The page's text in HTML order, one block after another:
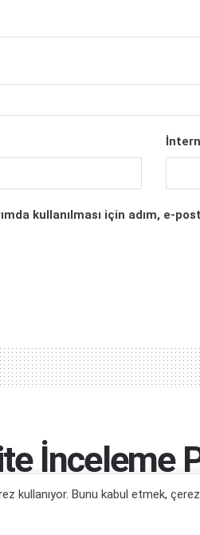
kullanılması için adım, e-
İnceleme
kullanıyor. Bunu kabul etmek,